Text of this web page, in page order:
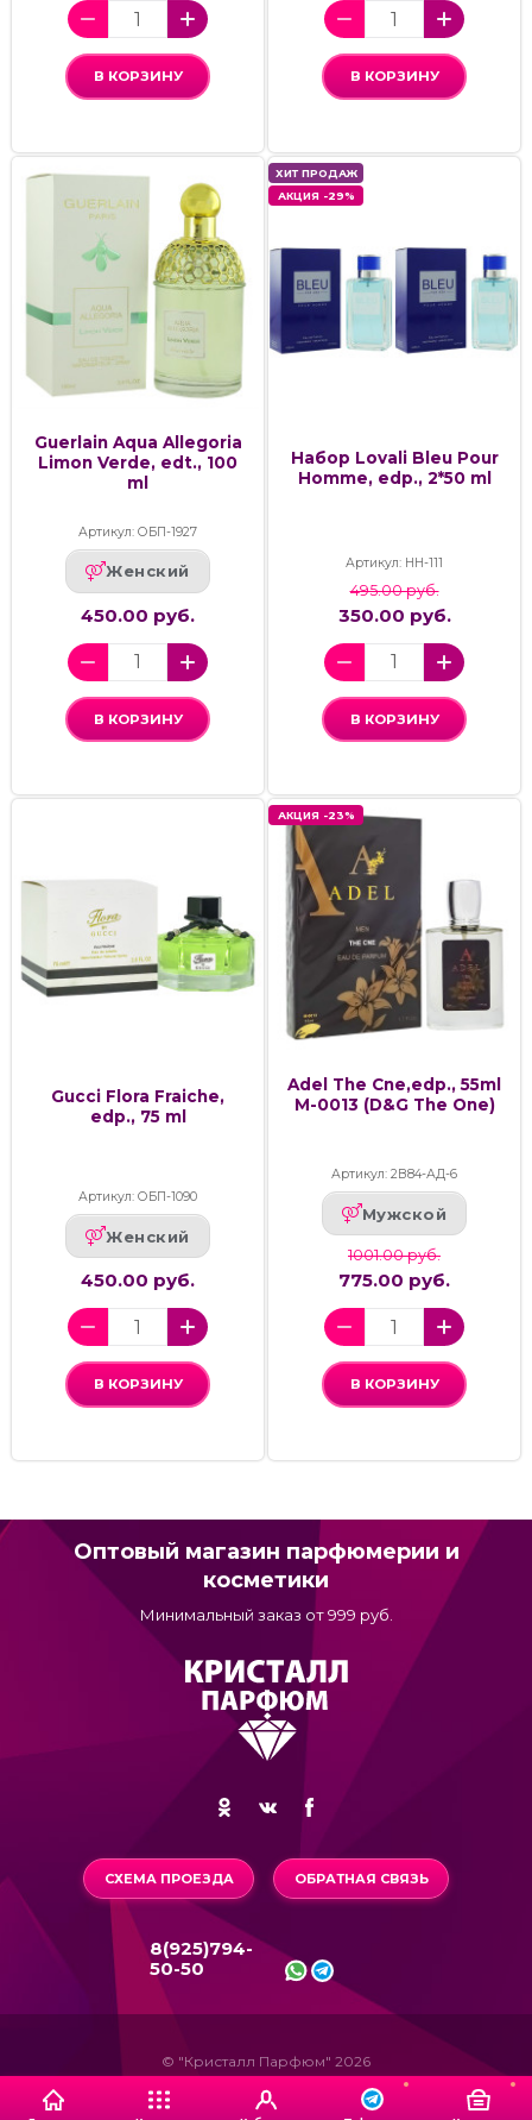
В КОРЗИНУ В КОРЗИНУ
Guerlain Aqua Allegoria
Limon Verde, edt., 100
ml
Артикул: ОБП-1927
Женский
450.00 руб.
В КОРЗИНУ
ХИТ ПРОДАЖ
АКЦИЯ -29%
Набор Lovali Bleu Pour
Homme, edp., 2*50 ml
Артикул: НН-111
495.00 руб.
350.00 руб.
В КОРЗИНУ
Gucci Flora Fraiche,
edp., 75 ml
Артикул: ОБП-1090
Женский
450.00 руб.
В КОРЗИНУ
АКЦИЯ -23%
Adel The Cne,edp., 55ml
M-0013 (D&G The One)
Артикул: 2В84-АД-6
Мужской
1001.00 руб.
775.00 руб.
В КОРЗИНУ
Оптовый магазин парфюмерии и
косметики
Минимальный заказ от 999 руб.
СХЕМА ПРОЕЗДА ОБРАТНАЯ СВЯЗЬ
8(925)794-
50-50
© "Кристалл Парфюм" 2026